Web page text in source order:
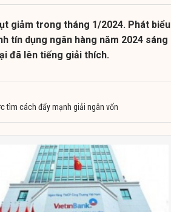
giảm trong tháng 1/2024. Phát biểu
tín dụng ngân hàng năm 2024 sáng
đã lên tiếng giải thích.
tìm cách đẩy mạnh giải ngân vốn